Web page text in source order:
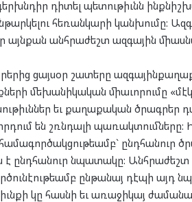
դիտել պետութիւնն
հեռանկարի կանխումը:
այնքան անհրաժեշտ ազգային
ցայսօր շատերը
մեխանիկական միաւորումը
եւ քաղաքական ծրագրեր
են շռնդալի պառակտումները:
ընդհանուր
է ընդհանուր նպատակը:
ընթանայ դէպի այդ
կը հասնի եւ առաջիկայ